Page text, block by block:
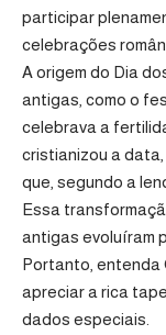
participar
celebrações
A origem do Dia
antigas, como o
celebrava a
cristianizou a
que, segundo a
Essa
antigas evoluíram
Portanto, entenda
apreciar a rica
dados especiais.